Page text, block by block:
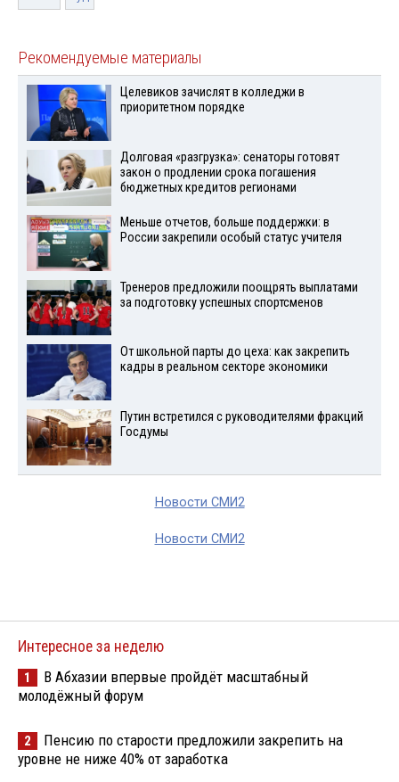
Рекомендуемые материалы
Целевиков зачислят в колледжи в
приоритетном порядке
Долговая «разгрузка»: сенаторы готовят
закон о продлении срока погашения
бюджетных кредитов регионами
Меньше отчетов, больше поддержки: в
России закрепили особый статус учителя
Тренеров предложили поощрять выплатами
за подготовку успешных спортсменов
От школьной парты до цеха: как закрепить
кадры в реальном секторе экономики
Путин встретился с руководителями фракций
Госдумы
Новости СМИ2
Новости СМИ2
Интересное за неделю
1
В Абхазии впервые пройдёт масштабный
молодёжный форум
2
Пенсию по старости предложили закрепить на
уровне не ниже 40% от заработка